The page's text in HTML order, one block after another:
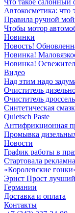
Что такое салонный
Автокосметика: что
Правила ручной
Чтобы мотор
Новинки
Новость!
Новинка!
Новинка!
Видео
Над этим надо
Очиститель
Очиститель
Синтетическая
Quietsch Paste
Антифрикционная
Промывка
Новости
График работы в
Стартовала
«Королевские
Эрнст Прост
Германии
Доставка и оплата
Контакты